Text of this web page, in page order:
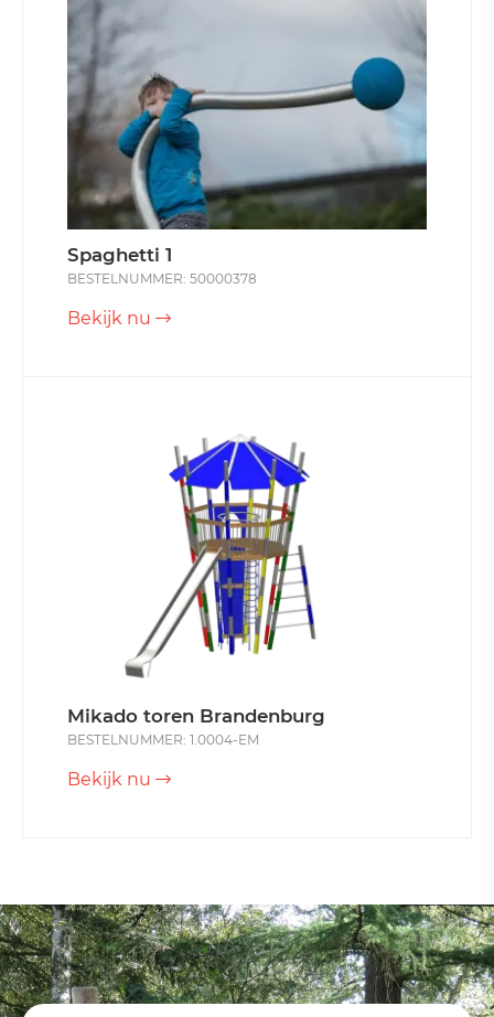
Spaghetti 1
BESTELNUMMER: 50000378
Bekijk nu
Mikado toren Brandenburg
BESTELNUMMER: 1.0004-EM
Bekijk nu